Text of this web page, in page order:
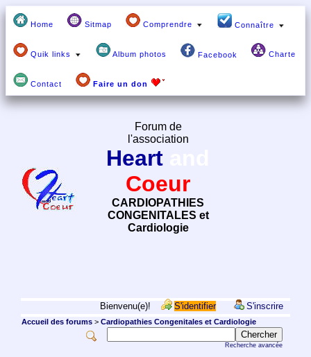
Home Sitmap Comprendre Connaître
Quik links Album photos Facebook Charte
Contact Faire un don
Forum de
l'association
Heart
Coeur
CARDIOPATHIES
CONGENITALES et
Cardiologie
Bienvenu(e)! S'identifier S'inscrire
Accueil des forums> Cardiopathies Congenitales et Cardiologie
Recherche avancée